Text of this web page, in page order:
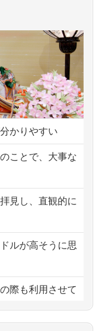
申込み
申込み
申込み
申込み
申込み
申込み
申込み
申込み
申込み
かりやすい
ことで、大事な
見し、直観的に
ルが高そうに思
際も利用させて